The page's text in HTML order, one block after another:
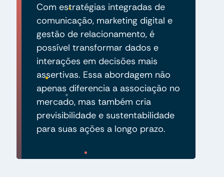
Com estratégias integradas de
comunicação, marketing digital e
gestão de relacionamento, é
possível transformar dados e
interações em decisões mais
assertivas. Essa abordagem não
apenas diferencia a associação no
mercado, mas também cria
previsibilidade e sustentabilidade
para suas ações a longo prazo.